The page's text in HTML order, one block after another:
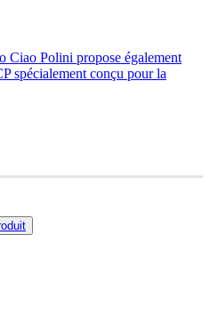
Ciao Polini propose également
spécialement conçu pour la